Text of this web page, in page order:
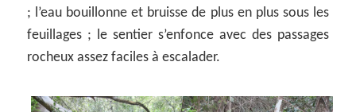
; l’eau bouillonne et bruisse de plus en plus sous les
feuillages ; le sentier s’enfonce avec des passages
rocheux assez faciles à escalader.